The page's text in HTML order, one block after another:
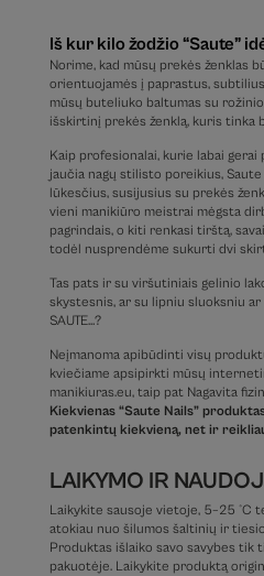
Iš kur kilo žodžio “Saute”
Norime, kad mūsų prekės ženklas
orientuojamės į paprastus,
mūsų buteliuko baltumas su
išskirtinį prekės ženklą, kuris tinka
Kaip profesionalai, kurie labai
jaučia nagų stilisto poreikius,
lūkesčius, susijusius su prekės
vieni manikiūro meistrai mėgsta
pagrindais, o kiti renkasi tirštą,
todėl nusprendėme sukurti dvi
Tas pats ir su viršutiniais gelinio
skystesnis, ar su lipniu sluoksniu
SAUTE…?
Neįmanoma apibūdinti visų
kviečiame apsipirkti mūsų
manikiuras.eu, taip pat Nagavita
Kiekvienas “Saute Nails”
patenkintų kiekvieną, net ir
LAIKYMO IR
Laikykite sausoje vietoje, 5–25 °C
atokiau nuo šilumos šaltinių ir
Produktas išlaiko savo savybes tik
pakuotėje. Laikykite produktą